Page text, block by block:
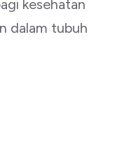
kesehatan
dalam tubuh